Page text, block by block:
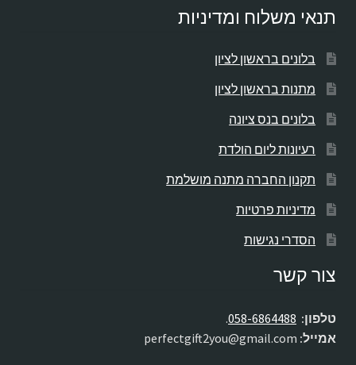
תנאי משלוח ומדיניות
בלונים בראשון לציון
מתנות בראשון לציון
בלונים בנס ציונה
רעיונות ליום הולדת
תקנון החברה מתנה מושלמת
מדיניות פרטיות
הסדרי נגישות
צור קשר
טלפון: 058-6864488
.
אמייל: